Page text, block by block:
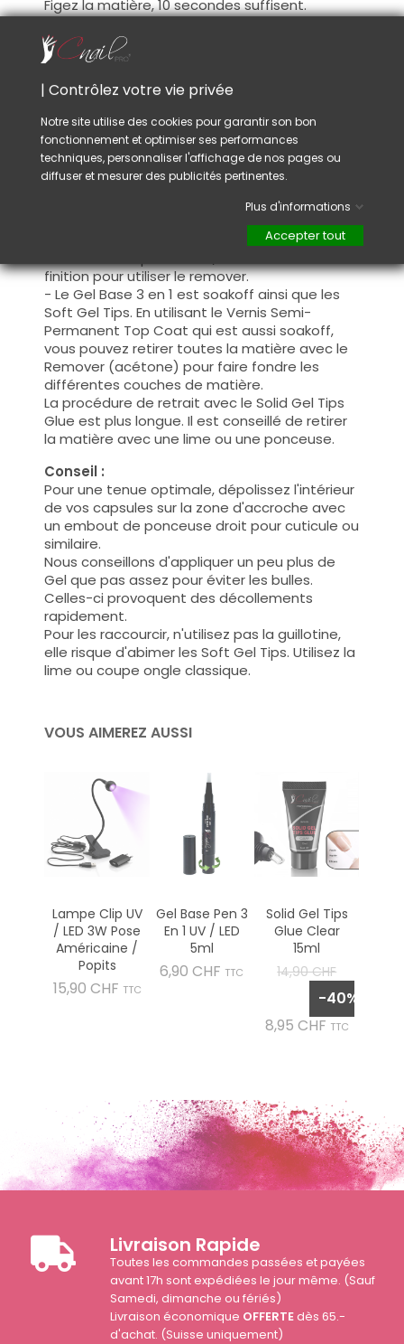
Figez la matière, 10 secondes suffisent.
Néanmoins il sera nécessaire de finir la
catalysation dans une lampe UV / LED plus
puissante !
lampe clip, car les Soft Gel Tips tiennent
seuls sur l'ongle naturel grâce à sa
viscosité plus dense.
Dépolissez la surface du soft gel tips,
appliquez votre couleur et une finition, fermez
le bord libre.
Pour retirer votre Pose Américaine, 2 solutions
finition pour utiliser le remover.
- Le Gel Base 3 en 1 estsoakoff ainsi que les
Soft Gel Tips. En utilisant le Vernis Semi-
Permanent Top Coat qui est aussi soakoff,
vous pouvez retirer toutes la matière avec le
Remover (acétone) pour faire fondre les
différentes couches de matière.
La procédure de retrait avec le Solid Gel Tips
Glue est plus longue. Il est conseillé de retirer
la matière avec une lime ou une ponceuse.
Conseil :
Pour une tenue optimale, dépolissez l'intérieur
de vos capsules sur la zone d'accroche avec
un embout de ponceuse droit pour cuticule ou
similaire.
Nous conseillons d'appliquer un peu plus de
Gel que pas assez pour éviter les bulles.
Celles-ci provoquent des décollements
rapidement.
Pour les raccourcir, n'utilisez pas la guillotine,
elle risque d'abimer les Soft Gel Tips. Utilisez la
lime ou coupe ongle classique.
VOUS AIMEREZ AUSSI
Lampe Clip UV
/ LED 3W Pose
Américaine /
Popits
15,90 CHF Prix
TTC
Gel Base Pen 3
En 1 UV / LED
5ml
6,90 CHF Prix
TTC
Solid Gel Tips
Glue Clear
15ml
Prix
14,90 CHF
-40%
8,95 CHF Prix
TTC
Livraison Rapide
Toutes les commandes passées et payées
avant 17h sont expédiées le jour même. (Sauf
Samedi, dimanche ou fériés)
Livraison économique OFFERTEdès 65.-
d'achat. (Suisse uniquement)
| Contrôlez votre vie privée
Notre site utilise des cookies pour garantir son bon
fonctionnement et optimiser ses performances
techniques, personnaliser l'affichage de nos pages ou
diffuser et mesurer des publicités pertinentes.
Plus d'informations
Accepter tout